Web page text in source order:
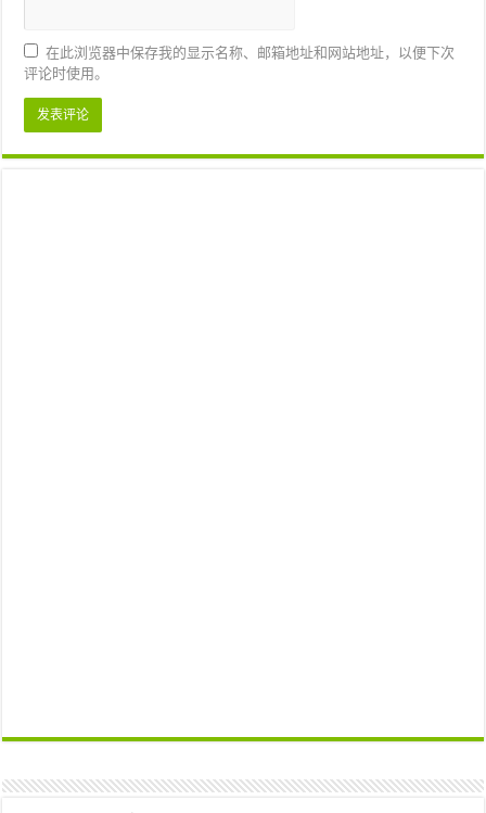
在此浏览器中保存我的显示名称、邮箱地址和网站地址，以便下次
评论时使用。